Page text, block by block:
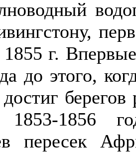
1855 г.
до этого,
1856
пересек